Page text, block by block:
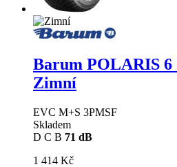
Barum POLARIS 6
Zimní
EVC M+S 3PMSF
Skladem
D C B 71 dB
1 414 Kč